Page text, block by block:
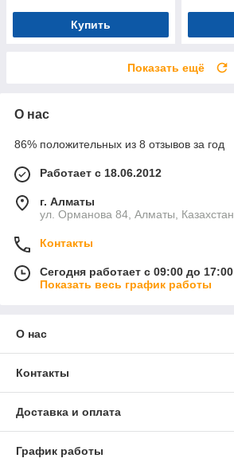
Купить
Показать ещё
О нас
86% положительных из 8 отзывов за год
Работает с 18.06.2012
г. Алматы
ул. Орманова 84, Алматы, Казахстан
Контакты
Сегодня работает с 09:00 до 17:00
Показать весь график работы
О нас
Контакты
Доставка и оплата
График работы